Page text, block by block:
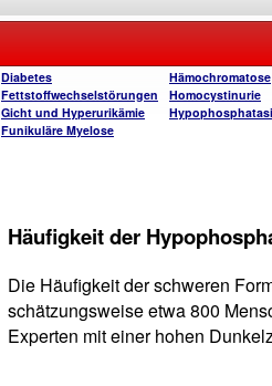
Diabetes
Fettstoffwechselstörungen
Gicht und Hyperurikämie
Funikuläre Myelose
Hämochromatose
Homocystinurie
Häufigkeit der
Die Häufigkeit der schweren
schätzungsweise etwa 800
Experten mit einer hohen